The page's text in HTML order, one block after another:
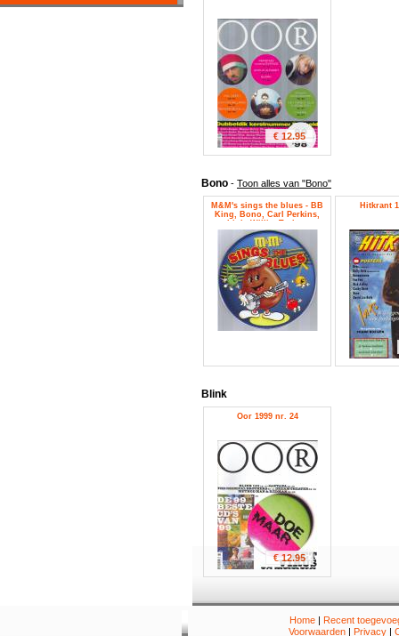
€ 12.95
Bono - Toon alles van "Bono"
M&M's sings the blues - BB
King, Bono, Carl Perkins,
Little Willie, Torben
Johanson, Wilsons
Hitkrant
Blink
Oor 1999 nr. 24
€ 12.95
Home| Recent
Voorwaarden | Privacy |